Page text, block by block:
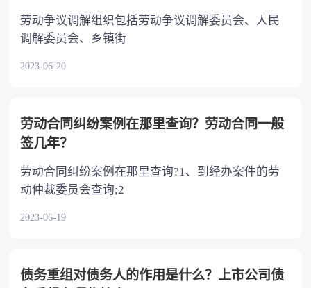
劳动争议调解组织包括劳动争议调解委员会、人民
调解委员会、乡镇街
2023-06-20
劳动合同纠纷案例在那里查询？劳动合同一般
签几年？
劳动合同纠纷案例在那里查询?1、到经办案件的劳
动仲裁委员会查询;2
2023-06-19
债务重组对债务人的作用是什么？上市公司债